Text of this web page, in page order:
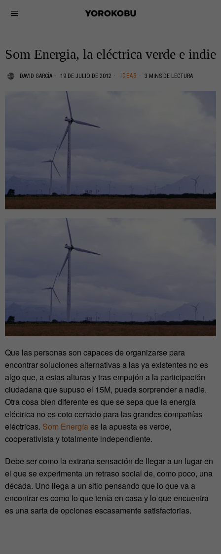
Som Energia, la eléctrica verde e indie
DAVID GARCÍA 19 DE JULIO DE 2012 IDEAS 3 MINS DE LECTURA
Que las personas son capaces de organizarse para
encontrar soluciones alternativas a las ya existentes no es
algo que, a estas alturas y tras empujón a la participación
ciudadana que supuso el 15M, pueda sorprender a nadie.
Otra cosa bien diferente es que se sepa que la energía
eléctrica no es coto cerrado para las grandes compañías
eléctricas. Som Energíaes la apuesta es verde,
cooperativista y totalmente independiente.
Debe ser como la extraña sensación de llegar a un lugar en
el que se experimenta un retraso social de, como poco, una
década. Uno llega a un sitio pensando que lo que va a
encontrar es como lo que tenía en casa y lo que encuentra
es una sarta de opciones escasamente satisfactorias.